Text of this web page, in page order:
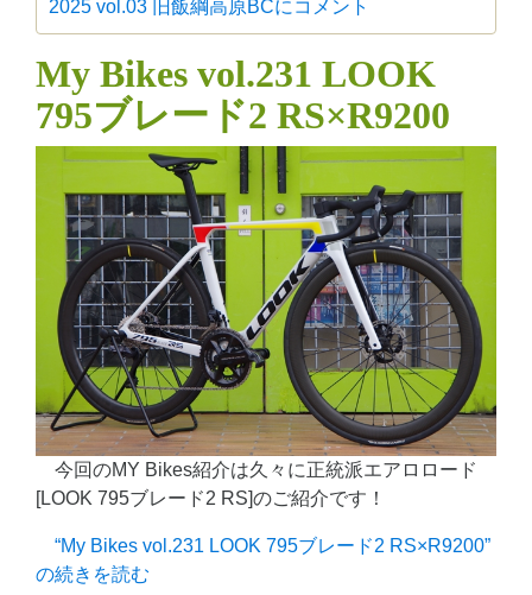
2025 vol.03 旧飯綱高原BCに コメント
My Bikes vol.231 LOOK
795ブレード2 RS×R9200
今回のMY Bikes紹介は久々に正統派エアロロード
[LOOK 795ブレード2 RS]のご紹介です！
“My Bikes vol.231 LOOK 795ブレード2 RS×R9200”
の続きを読む